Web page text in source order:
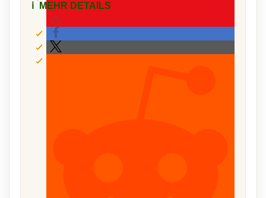
ℹ️ MEHR DETAILS